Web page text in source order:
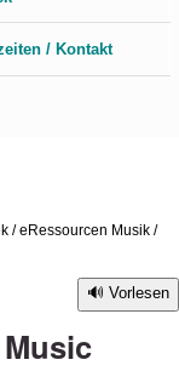
/ Kontakt
/eRessourcen Musik /
Vorlesen